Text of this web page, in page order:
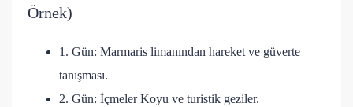
Örnek)
1. Gün: Marmaris limanından hareket ve güverte
tanışması.
2. Gün: İçmeler Koyu ve turistik geziler.